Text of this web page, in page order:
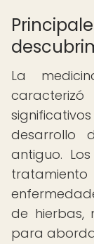
La
desarrollo
antiguo.
de hierbas,
para